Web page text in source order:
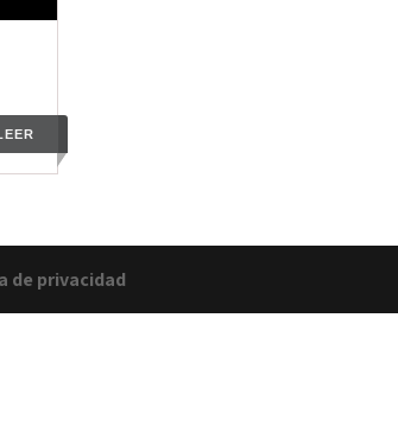
de privacidad